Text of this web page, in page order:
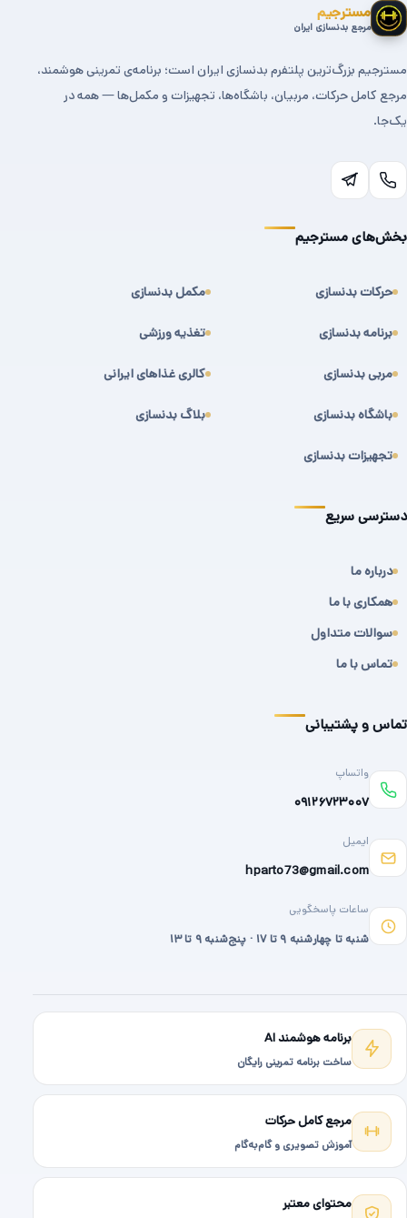
مسترجیم
مرجع بدنسازی ایران
مسترجیم بزرگ‌ترین پلتفرم بدنسازی ایران است؛ برنامه‌ی تمرینی هوشمند،
مرجع کامل حرکات، مربیان، باشگاه‌ها، تجهیزات و مکمل‌ها — همه در
یک‌جا.
بخش‌های مسترجیم
حرکات بدنسازی
برنامه بدنسازی
مربی بدنسازی
باشگاه بدنسازی
تجهیزات بدنسازی
مکمل بدنسازی
تغذیه ورزشی
کالری غذاهای ایرانی
بلاگ بدنسازی
دسترسی سریع
درباره ما
همکاری با ما
سوالات متداول
تماس با ما
تماس و پشتیبانی
واتساپ
۰۹۱۲۶۷۲۳۰۰۷
ایمیل
hparto73@gmail.com
ساعات پاسخگویی
شنبه تا چهارشنبه ۹ تا ۱۷ · پنج‌شنبه ۹ تا ۱۳
برنامه هوشمند AI
ساخت برنامه تمرینی رایگان
مرجع کامل حرکات
آموزش تصویری و گام‌به‌گام
محتوای معتبر